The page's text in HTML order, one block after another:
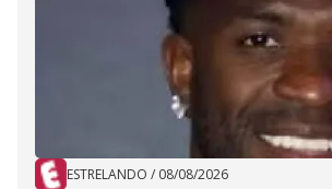
ESTRELANDO / 08/08/2026